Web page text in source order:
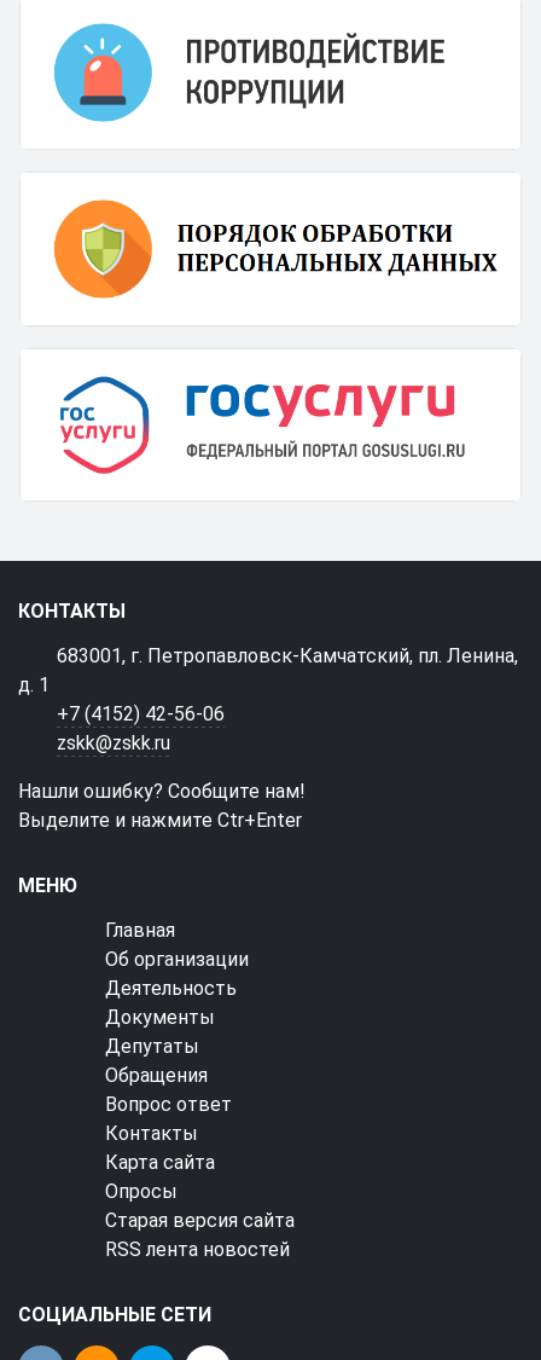
КОНТАКТЫ
683001, г. Петропавловск-Камчатский, пл. Ленина,
д. 1
+7 (4152) 42-56-06
zskk@zskk.ru
Нашли ошибку? Сообщите нам!
Выделите и нажмите Ctr+Enter
МЕНЮ
Главная
Об организации
Деятельность
Документы
Депутаты
Обращения
Вопрос ответ
Контакты
Карта сайта
Опросы
Старая версия сайта
RSS лента новостей
СОЦИАЛЬНЫЕ СЕТИ